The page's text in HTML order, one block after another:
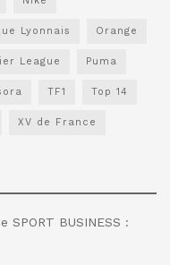
Lyonnais Orange
League Puma
TF1 Top 14
XV de France
BUSINESS :